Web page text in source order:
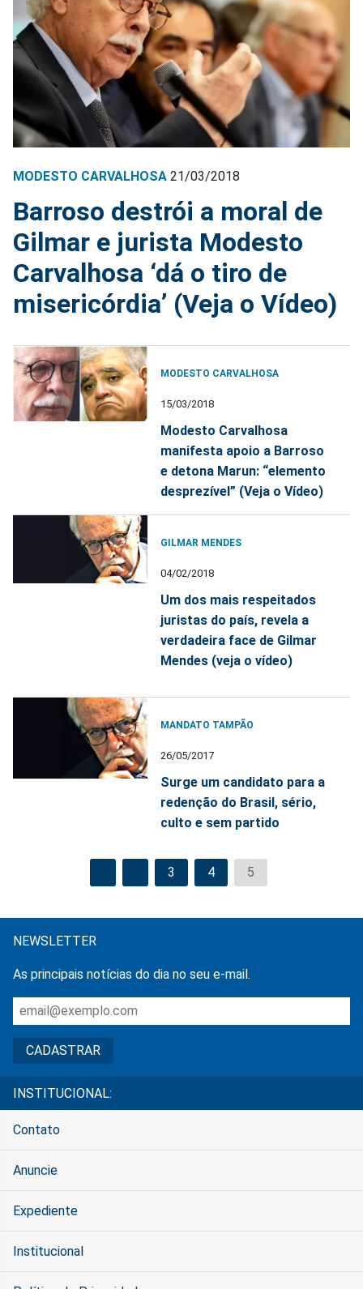
MODESTO CARVALHOSA 21/03/2018
Barroso destrói a moral de
Gilmar e jurista Modesto
Carvalhosa ‘dá o tiro de
misericórdia’ (Veja o Vídeo)
MODESTO CARVALHOSA
15/03/2018
Modesto Carvalhosa
manifesta apoio a Barroso
e detona Marun: “elemento
desprezível” (Veja o Vídeo)
GILMAR MENDES
04/02/2018
Um dos mais respeitados
juristas do país, revela a
verdadeira face de Gilmar
Mendes (veja o vídeo)
MANDATO TAMPÃO
26/05/2017
Surge um candidato para a
redenção do Brasil, sério,
culto e sem partido
3 4 5
NEWSLETTER
As principais notícias do dia no seu e-mail.
INSTITUCIONAL:
Contato
Anuncie
Expediente
Institucional